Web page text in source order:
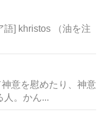
語] khristos （油を注
意を慰めたり、神意
。かん...